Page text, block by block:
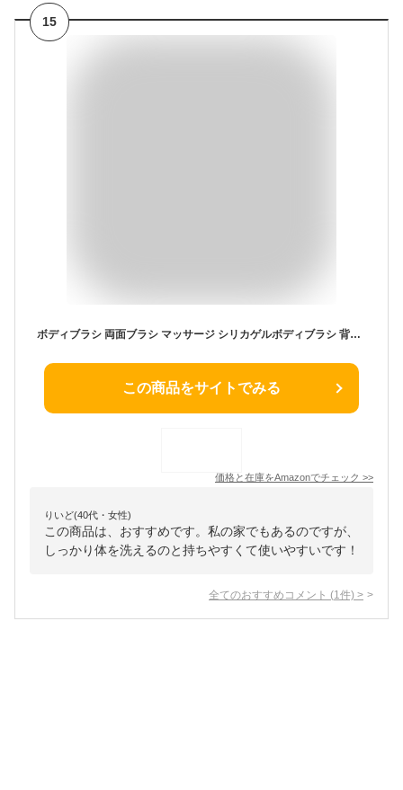
15
ボディブラシ 両面ブラシ マッサージ シリカゲルボディブラシ 背中ニキビ ケア 背中 ボディブラシ 長い柄 背中洗い ボディーブラシ 柔らかい 濃密泡 臭わない カビが生えにくい 滑りにくい お風呂 美肌 女性 男性(黒)
この商品をサイトでみる
価格と在庫をAmazonでチェック >>
りいど(40代・女性)
この商品は、おすすめです。私の家でもあるのですが、
しっかり体を洗えるのと持ちやすくて使いやすいです！
全てのおすすめコメント (1 件) >